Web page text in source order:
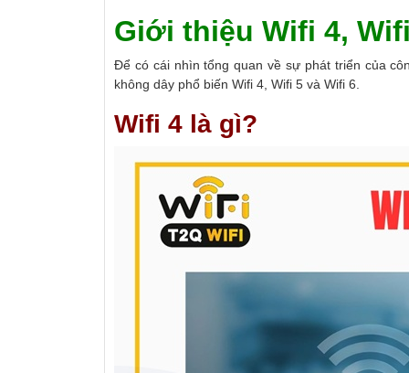
Giới thiệu Wifi 4,
Để có cái nhìn tổng quan về sự phát triển của
không dây phổ biến Wifi 4, Wifi 5 và Wifi 6.
Wifi 4 là gì?